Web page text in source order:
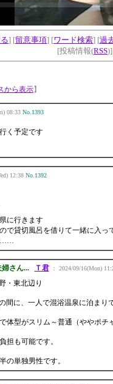
] [留意事項] [ワード検索] [過
[投稿情報(RSS
から表示】
08:33 No.1393
く予定です
12:38 No.1392
に行きます
で貸切風呂を借りて一緒に入
……
さん... Ｔ君： 2024/09/16(Mon)
・東北辺り
間に、一人で混浴温泉に泊まり
体型がスリム～普通（ややポ
担も可能です。
の単独男性です。